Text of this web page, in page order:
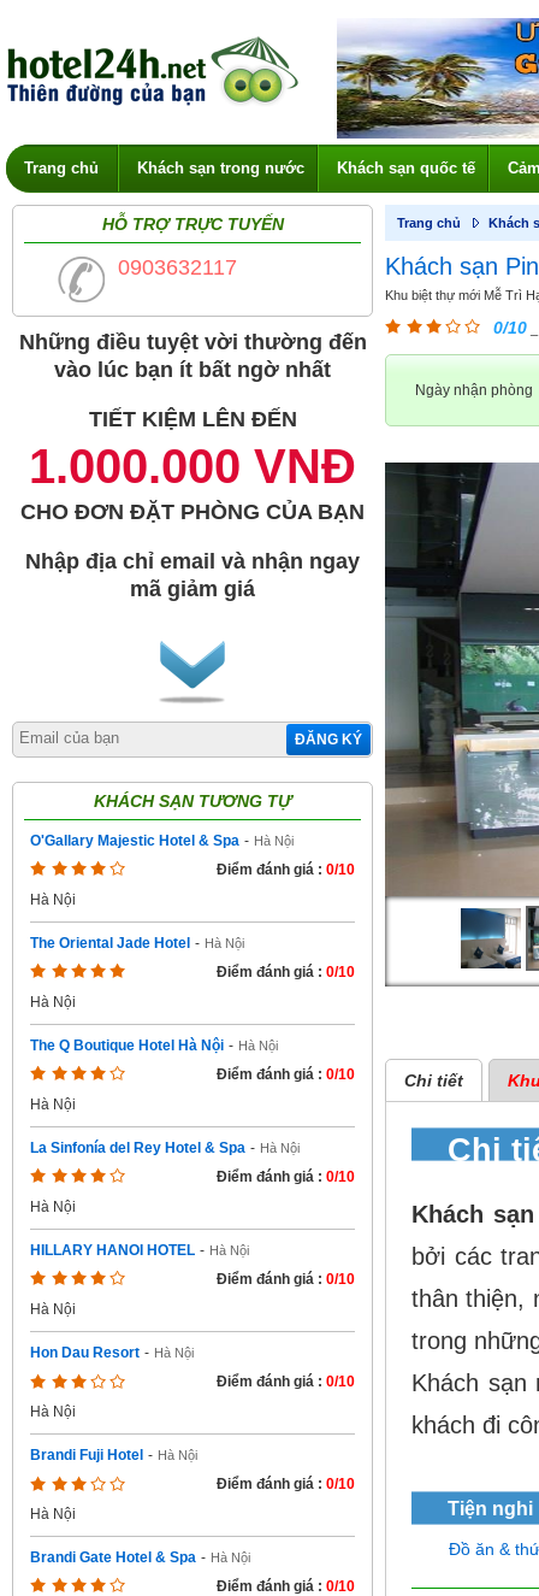
Trang chủ Khách sạn trong nước Khách sạn quốc tế
HỖ TRỢ TRỰC TUYẾN
0903632117
Những điều tuyệt vời thường đến
vào lúc bạn ít bất ngờ nhất
TIẾT KIỆM LÊN ĐẾN
1.000.000 VNĐ
CHO ĐƠN ĐẶT PHÒNG CỦA BẠN
Nhập địa chỉ email và nhận ngay
mã giảm giá
ĐĂNG KÝ
KHÁCH SẠN TƯƠNG TỰ
O'Gallary Majestic Hotel & Spa - Hà Nội
Điểm đánh giá : 0/10
Hà Nội
The Oriental Jade Hotel - Hà Nội
Điểm đánh giá : 0/10
Hà Nội
The Q Boutique Hotel Hà Nội - Hà Nội
Điểm đánh giá : 0/10
Hà Nội
La Sinfonía del Rey Hotel & Spa - Hà Nội
Điểm đánh giá : 0/10
Hà Nội
HILLARY HANOI HOTEL - Hà Nội
Điểm đánh giá : 0/10
Hà Nội
Hon Dau Resort - Hà Nội
Điểm đánh giá : 0/10
Hà Nội
Brandi Fuji Hotel - Hà Nội
Điểm đánh giá : 0/10
Hà Nội
Brandi Gate Hotel & Spa - Hà Nội
Điểm đánh giá : 0/10
Trang chủ Khách
Khách sạn
Khu biệt thự mới Mễ Trì
0/10
Ngày nhận phòng
Chi tiết
Chi
Khách
bởi các
thân thiện,
trong
Khách sạn
khách đi
Tiện nghi
Đồ ăn &